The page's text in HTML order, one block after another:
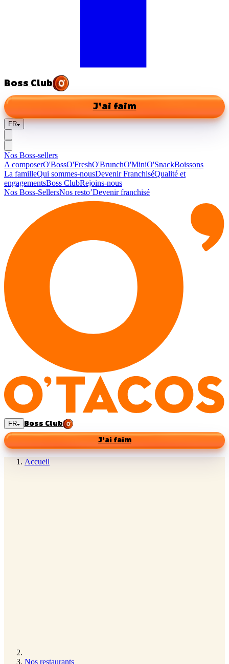
Boss Club
J’ai faim
FR
Nos Boss-sellers
A composerO'BossO'FreshO'BrunchO'MiniO'SnackBoissons
La familleQui sommes-nousDevenir FranchiséQualité et
engagementsBoss ClubRejoins-nous
Nos Boss-SellersNos resto’Devenir franchisé
FR
Boss Club
J’ai faim
Accueil
Nos restaurants